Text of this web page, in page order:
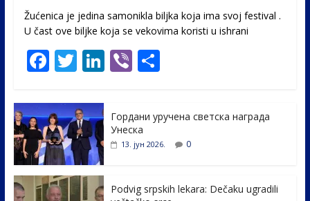
Žućenica je jedina samonikla biljka koja ima svoj festival .
U čast ovе biljke koja se vekovima koristi u ishrani
F
e
b
o
o
k
T
itt
er
Li
e
dI
Vi S
e
Гордани уручена светска награда
Унеска
13. јун 2026. 0
Podvig srpskih lekara: Dečaku ugradili